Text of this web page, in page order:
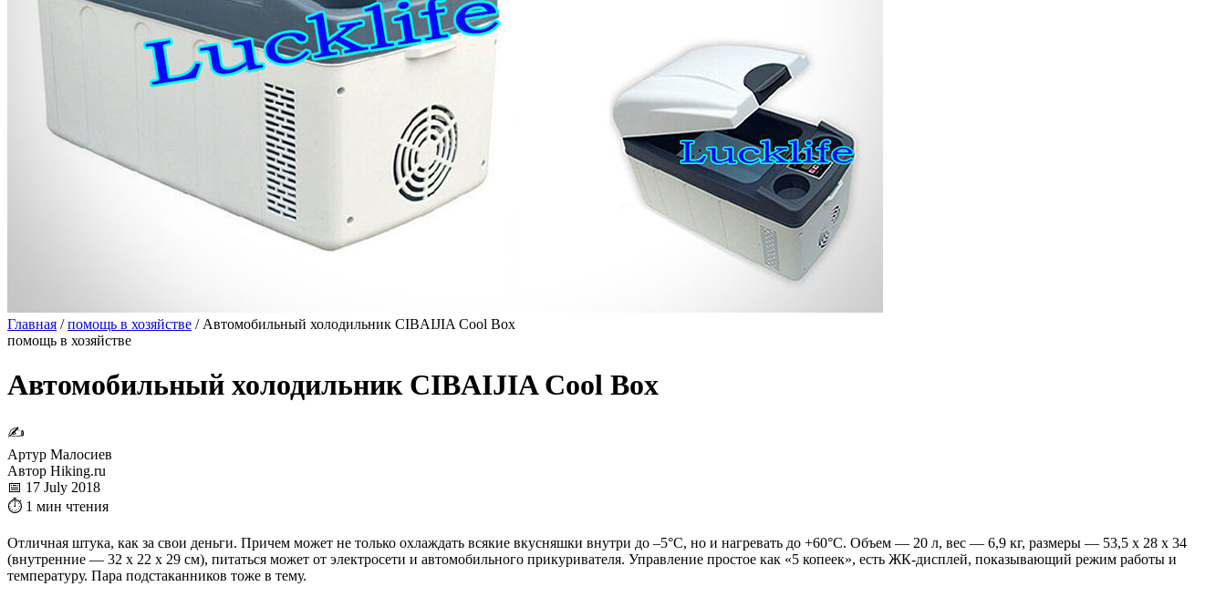
Главная / помощь в хозяйстве / Автомобильный холодильник CIBAIJIA Cool Box
помощь в хозяйстве
Автомобильный холодильник CIBAIJIA Cool Box
✍
Артур Малосиев
Автор Hiking.ru
📅 17 July 2018
⏱ 1 мин чтения
Отличная штука, как за свои деньги. Причем может не только охлаждать всякие вкусняшки внутри до –5°С, но и нагревать до +60°С. Объем — 20 л, вес — 6,9 кг, размеры — 53,5 х 28 х 34
(внутренние — 32 х 22 х 29 см), питаться может от электросети и автомобильного прикуривателя. Управление простое как «5 копеек», есть ЖК-дисплей, показывающий режим работы и
температуру. Пара подстаканников тоже в тему.